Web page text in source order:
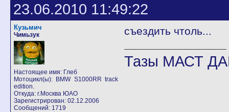
23.06.2010 11:49:22
Кузьмич
Чимьзук
Настоящее имя: Глеб
Мотоцикл(ы): BMW S1000RR track
edition.
Откуда: г.Москва ЮАО
Зарегистрирован: 02.12.2006
Сообщений: 1719
съездить чтоль...
Тазы МАСТ